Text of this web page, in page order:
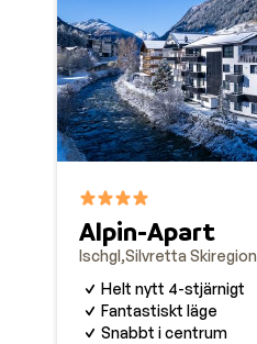
Alpin-Apart
Ischgl Silvretta Skiregion
Helt nytt 4-stjärnigt
Fantastiskt läge
Snabbt i centrum